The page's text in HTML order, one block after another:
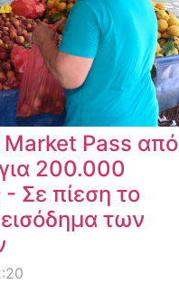
Market Pass από
200.000
- Σε πίεση το
των